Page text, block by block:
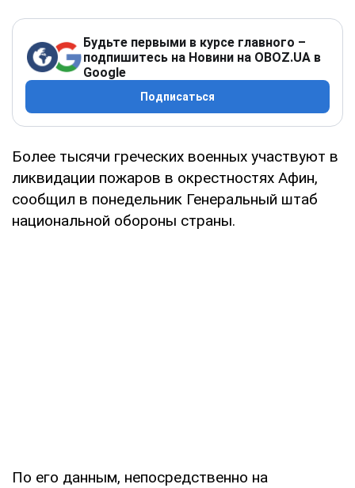
Будьте первыми в курсе главного –
подпишитесь на Новини на OBOZ.UA в
Google
Подписаться
Более тысячи греческих военных участвуют в
ликвидации пожаров в окрестностях Афин,
сообщил в понедельник Генеральный штаб
национальной обороны страны.
По его данным, непосредственно на